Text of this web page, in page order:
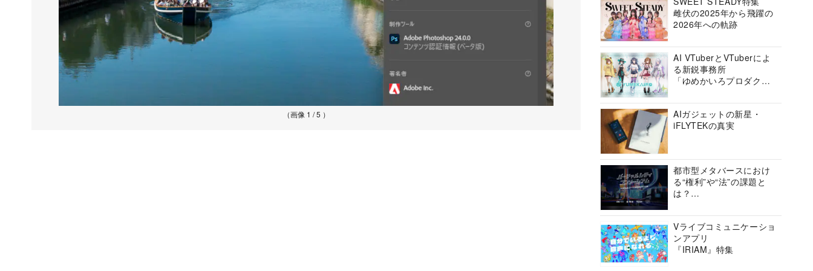
（画像 1 / 5 ）
雌伏の2025年から飛躍の
2026年への軌跡
AI VTuberとVTuberによ
る新鋭事務所
「ゆめかいろプロダクシ
AIガジェットの新星・
iFLYTEKの真実
都市型メタバースにおけ
る“権利”や“法”の課題と
は？
ーシアムの挑戦に迫る
Vライブコミュニケーショ
ンアプリ
『IRIAM』特集